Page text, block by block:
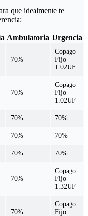
que idealmente te
Ambulatoria Urgencia
70%
Copago
Fijo
1.02UF
70%
Copago
Fijo
1.02UF
70% 70%
70% 70%
70% 70%
70%
Copago
Fijo
1.32UF
70%
Copago
Fijo